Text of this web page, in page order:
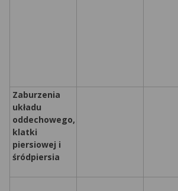
Zaburzenia
układu
oddechowego,
klatki
piersiowej i
śródpiersia